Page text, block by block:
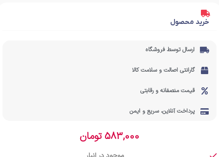
خرید محصول
ارسال توسط فروشگاه
گارانتی اصالت و سلامت کالا
قیمت منصفانه و رقابتی
پرداخت آنلاین، سریع و ایمن
583,000 تومان